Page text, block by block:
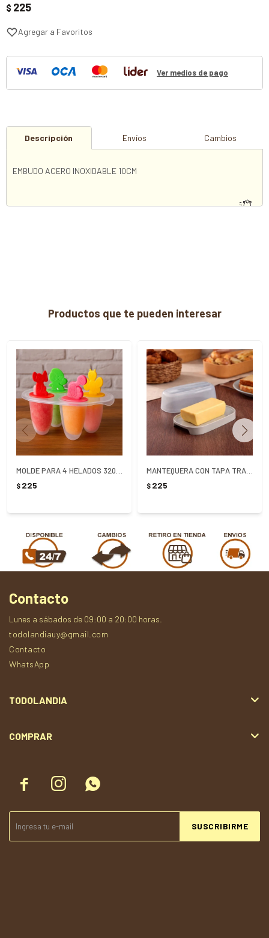
$ 225
Ver medios de pago
Descripción Envíos Cambios
EMBUDO ACERO INOXIDABLE 10CM
Productos que te pueden interesar
$ 225 $ 225
  
SUSCRIBIRME
Contacto
Lunes a sábados de 09:00 a 20:00 horas.
todolandiauy@gmail.com
Contacto
WhatsApp
TODOLANDIA
COMPRAR